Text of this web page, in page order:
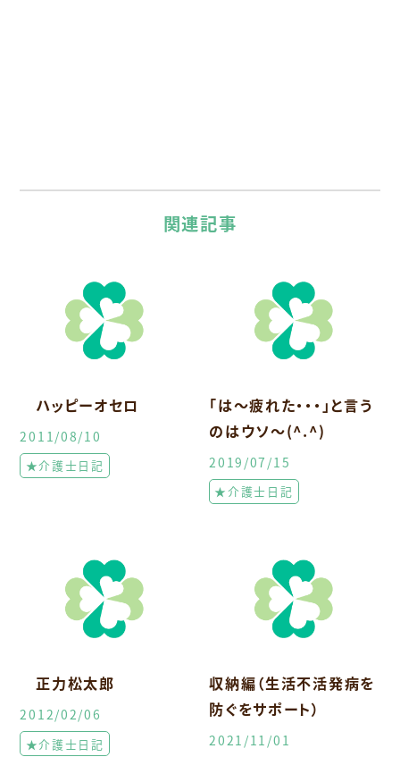
関連記事
ハッピーオセロ
2011/08/10
★介護士日記
「は～疲れた・・・」と言う
のはウソ～(^.^)
2019/07/15
★介護士日記
正力松太郎
2012/02/06
★介護士日記
収納編（生活不活発病を
防ぐをサポート）
2021/11/01